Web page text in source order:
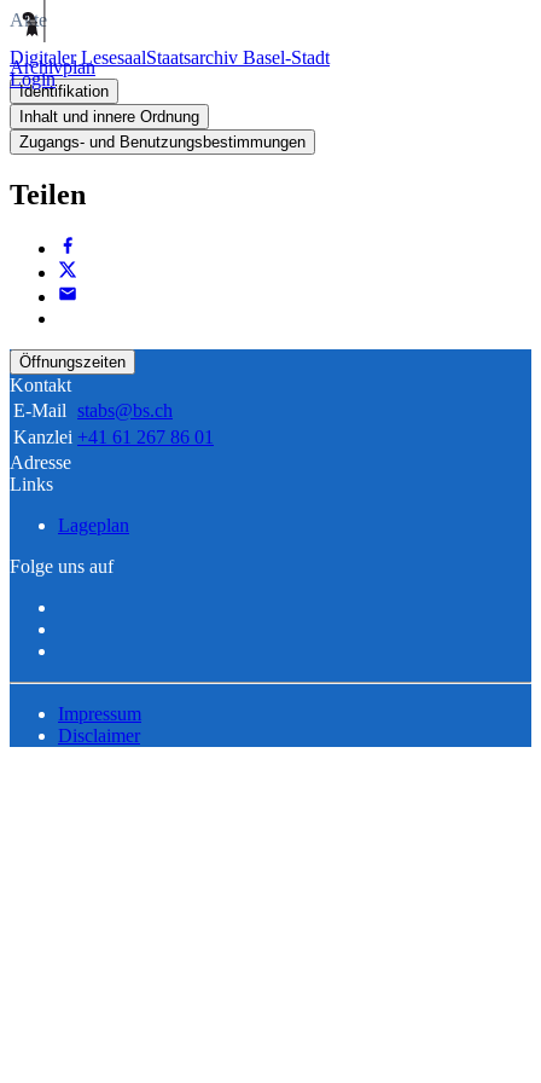
Digitaler LesesaalStaatsarchiv Basel-Stadt
Login
Akte
Archivplan
Identifikation
Inhalt und innere Ordnung
Zugangs- und Benutzungsbestimmungen
Teilen
Öffnungszeiten
Kontakt
E-Mail stabs@bs.ch
Kanzlei +41 61 267 86 01
Adresse
Links
Lageplan
Folge uns auf
Impressum
Disclaimer